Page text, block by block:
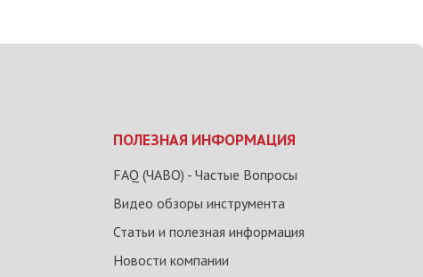
ПОЛЕЗНАЯ ИНФОРМАЦИЯ
FAQ (ЧАВО) - Частые Вопросы
Видео обзоры инструмента
Статьи и полезная информация
Новости компании